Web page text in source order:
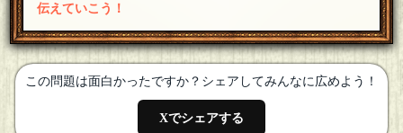
伝えていこう！
この問題は面白かったですか？シェアしてみんなに広めよう！
Xでシェアする